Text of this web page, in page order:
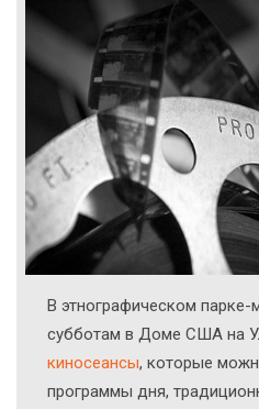
В этнографическом
субботам в Доме США на
киносеансы, которые
программы дня,